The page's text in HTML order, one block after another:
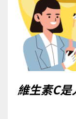
維生素C